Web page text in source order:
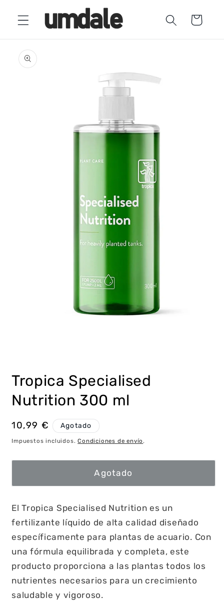
directamente
al contenido
Carrito
a la
información
1
en
una
ventana
Tropica Specialised
Nutrition 300 ml
Precio
habitual
10,99 € Agotado
Impuestos incluidos.Condiciones de envío .
Agotado
El Tropica Specialised Nutrition es un
fertilizante líquido de alta calidad diseñado
específicamente para plantas de acuario. Con
una fórmula equilibrada y completa, este
producto proporciona a las plantas todos los
nutrientes necesarios para un crecimiento
saludable y vigoroso.